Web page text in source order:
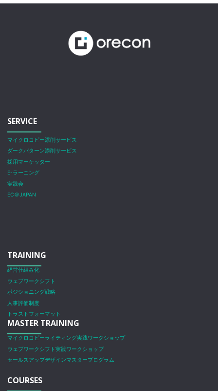
SERVICE
マイクロコピー添削サービス
ダークパターン添削サービス
採用マーケッター
E-ラーニング
実践会
EC＠JAPAN
TRAINING
経営仕組み化
ウェブワークシフト
ポジショニング戦略
人事評価制度
トラストフォーマット
MASTER TRAINING
マイクロコピーライティング実践ワークショップ
ウェブワークシフト実践ワークショップ
セールスアップデザインマスタープログラム
COURSES